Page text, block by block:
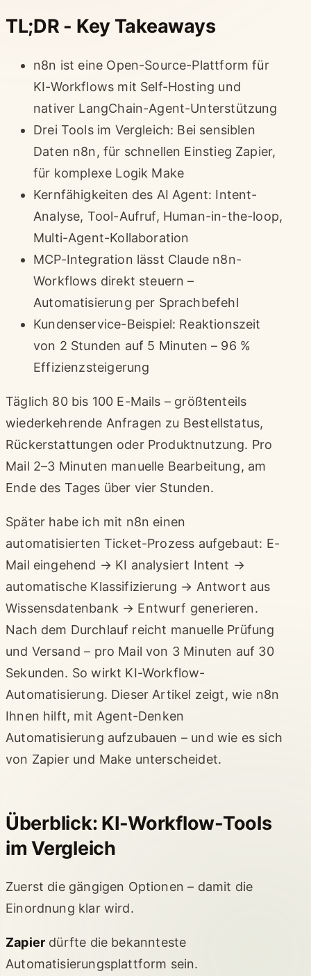
TL;DR - Key Takeaways
n8n ist eine Open-Source-Plattform für
KI-Workflows mit Self-Hosting und
nativer LangChain-Agent-Unterstützung
Drei Tools im Vergleich: Bei sensiblen
Daten n8n, für schnellen Einstieg Zapier,
für komplexe Logik Make
Kernfähigkeiten des AI Agent: Intent-
Analyse, Tool-Aufruf, Human-in-the-loop,
Multi-Agent-Kollaboration
MCP-Integration lässt Claude n8n-
Workflows direkt steuern –
Automatisierung per Sprachbefehl
Kundenservice-Beispiel: Reaktionszeit
von 2 Stunden auf 5 Minuten – 96 %
Effizienzsteigerung
Täglich 80 bis 100 E-Mails – größtenteils
wiederkehrende Anfragen zu Bestellstatus,
Rückerstattungen oder Produktnutzung. Pro
Mail 2–3 Minuten manuelle Bearbeitung, am
Ende des Tages über vier Stunden.
Später habe ich mit n8n einen
automatisierten Ticket-Prozess aufgebaut: E-
Mail eingehend → KI analysiert Intent →
automatische Klassifizierung → Antwort aus
Wissensdatenbank → Entwurf generieren.
Nach dem Durchlauf reicht manuelle Prüfung
und Versand – pro Mail von 3 Minuten auf 30
Sekunden. So wirkt KI-Workflow-
Automatisierung. Dieser Artikel zeigt, wie n8n
Ihnen hilft, mit Agent-Denken
Automatisierung aufzubauen – und wie es sich
von Zapier und Make unterscheidet.
Überblick: KI-Workflow-Tools
im Vergleich
Zuerst die gängigen Optionen – damit die
Einordnung klar wird.
Zapier dürfte die bekannteste
Automatisierungsplattform sein.